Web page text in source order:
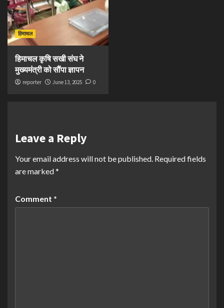
हिमाचल
हिमाचल कृषि सखी संघ ने
मुख्यमंत्री को सौंपा ज्ञापन
reporter June 13, 2025 0
Leave a Reply
Your email address will not be published. Required fields
are marked*
Comment *